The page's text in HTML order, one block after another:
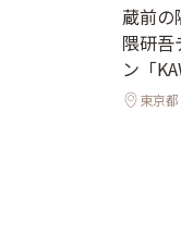
蔵前
隈研吾
ン「
東京都